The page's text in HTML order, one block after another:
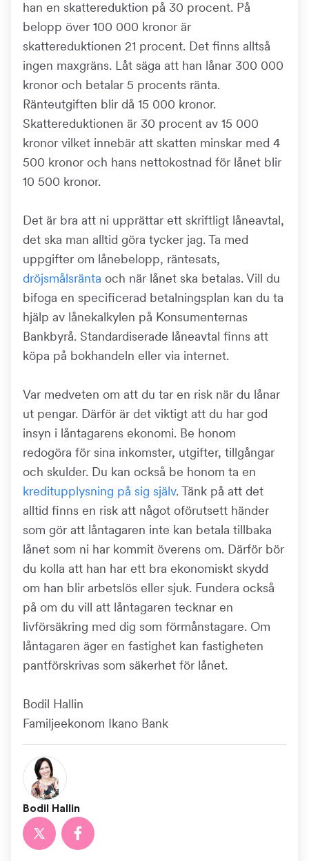
han en skattereduktion på 30 procent. På
belopp över 100 000 kronor är
skattereduktionen 21 procent. Det finns alltså
ingen maxgräns. Låt säga att han lånar 300 000
kronor och betalar 5 procents ränta.
Ränteutgiften blir då 15 000 kronor.
Skattereduktionen är 30 procent av 15 000
kronor vilket innebär att skatten minskar med 4
500 kronor och hans nettokostnad för lånet blir
10 500 kronor.
Det är bra att ni upprättar ett skriftligt låneavtal,
det ska man alltid göra tycker jag. Ta med
uppgifter om lånebelopp, räntesats,
dröjsmålsränta och när lånet ska betalas. Vill du
bifoga en specificerad betalningsplan kan du ta
hjälp av lånekalkylen på Konsumenternas
Bankbyrå. Standardiserade låneavtal finns att
köpa på bokhandeln eller via internet.
Var medveten om att du tar en risk när du lånar
ut pengar. Därför är det viktigt att du har god
insyn i låntagarens ekonomi. Be honom
redogöra för sina inkomster, utgifter, tillgångar
och skulder. Du kan också be honom ta en
kreditupplysning på sig själv. Tänk på att det
alltid finns en risk att något oförutsett händer
som gör att låntagaren inte kan betala tillbaka
lånet som ni har kommit överens om. Därför bör
du kolla att han har ett bra ekonomiskt skydd
om han blir arbetslös eller sjuk. Fundera också
på om du vill att låntagaren tecknar en
livförsäkring med dig som förmånstagare. Om
låntagaren äger en fastighet kan fastigheten
pantförskrivas som säkerhet för lånet.
Bodil Hallin
Familjeekonom Ikano Bank
Bodil Hallin